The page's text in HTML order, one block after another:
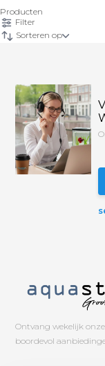
Producten
Filter
Sorteren op
Ontvang wekelijk
boordevol